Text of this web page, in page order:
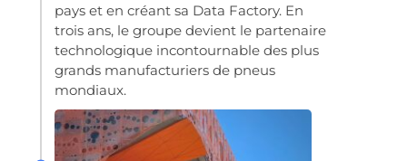
pays et en créant sa Data Factory. En
trois ans, le groupe devient le partenaire
technologique incontournable des plus
grands manufacturiers de pneus
mondiaux.